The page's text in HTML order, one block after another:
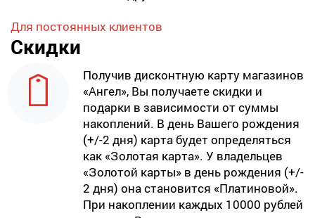
Для постоянных клиентов
Скидки
Получив дисконтную карту магазинов
«Ангел», Вы получаете скидки и
подарки в зависимости от суммы
накоплений. В день Вашего рождения
(+/-2 дня) карта будет определяться
как «Золотая карта». У владельцев
«Золотой карты» в день рождения (+/-
2 дня) она становится «Платиновой».
При накоплении каждых 10000 рублей